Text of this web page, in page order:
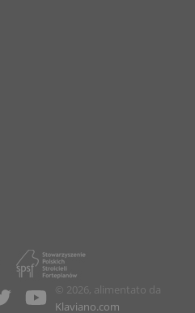
© 2026, alimentato da
Klaviano.com